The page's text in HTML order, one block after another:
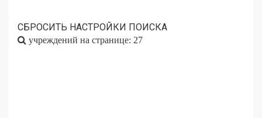
СБРОСИТЬ НАСТРОЙКИ ПОИСКА
учреждений на странице: 27